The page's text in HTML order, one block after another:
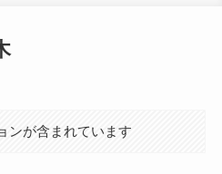
ンが含まれています